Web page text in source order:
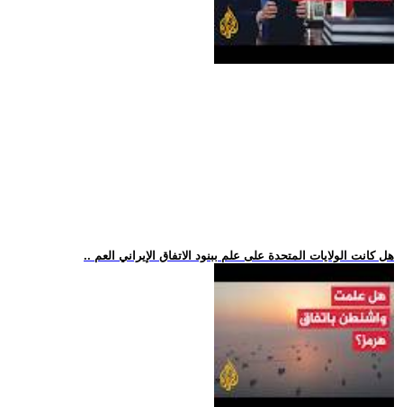
.. هل كانت الولايات المتحدة على علم ببنود الاتفاق الإيراني العم